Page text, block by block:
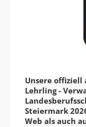
Unsere
Lehrling -
Steiermark
Web als auch